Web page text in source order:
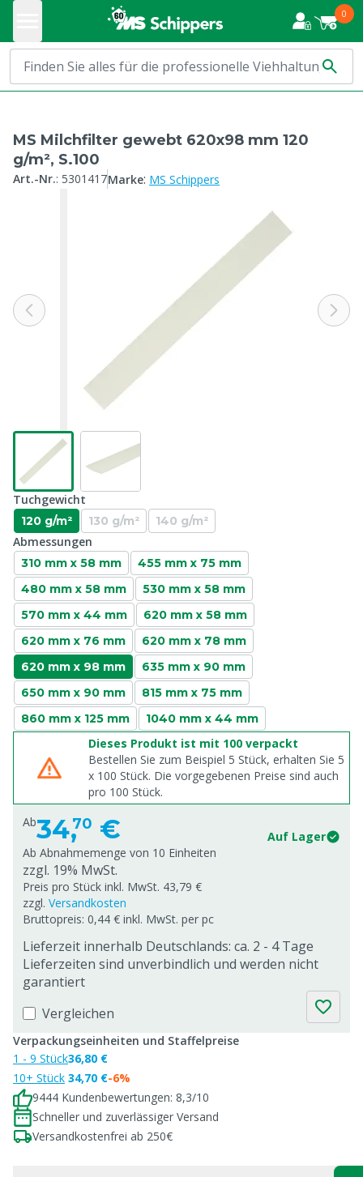
0
MS Milchfilter gewebt 620x98 mm 120
g/m², S.100
Art.-Nr.: 5301417Marke: MS Schippers
Tuchgewicht
120 g/m² 130 g/m² 140 g/m²
Abmessungen
310 mm x 58 mm
455 mm x 75 mm
480 mm x 58 mm
530 mm x 58 mm
570 mm x 44 mm
620 mm x 58 mm
620 mm x 76 mm
620 mm x 78 mm
620 mm x 98 mm
635 mm x 90 mm
650 mm x 90 mm
815 mm x 75 mm
860 mm x 125 mm
1040 mm x 44 mm
Dieses Produkt ist mit 100 verpackt
Bestellen Sie zum Beispiel 5 Stück, erhalten Sie 5
x 100 Stück. Die vorgegebenen Preise sind auch
pro 100 Stück.
Ab34,70 €
Auf Lager
Ab Abnahmemenge von 10 Einheiten
zzgl. 19% MwSt.
Preis pro Stück inkl. MwSt. 43,79 €
zzgl. Versandkosten
Bruttopreis: 0,44 € inkl. MwSt. per pc
Lieferzeit innerhalb Deutschlands: ca. 2 - 4 Tage
Lieferzeiten sind unverbindlich und werden nicht
garantiert
Vergleichen
Verpackungseinheiten und Staffelpreise
1 - 9 Stück
10+ Stück
36,80 €
34,70 €-6%
9444 Kundenbewertungen: 8,3/10
Schneller und zuverlässiger Versand
Versandkostenfrei ab 250€